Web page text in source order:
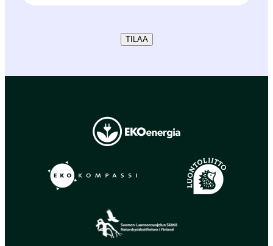
TILAA